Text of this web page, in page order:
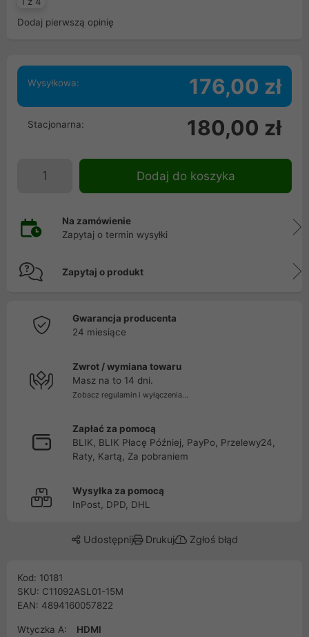
Dodaj pierwszą opinię
Wysyłkowa: 176,00 zł
Stacjonarna: 180,00 zł
Dodaj do koszyka
Na zamówienie
Zapytaj o termin wysyłki
Zapytaj o produkt
Gwarancja producenta
24 miesiące
Zwrot / wymiana towaru
Masz na to 14 dni.
Zobacz regulamin i wyłączenia...
Zapłać za pomocą
BLIK, BLIK Płacę Później, PayPo, Przelewy24,
Raty, Kartą, Za pobraniem
Wysyłka za pomocą
InPost, DPD, DHL
Udostępnij Drukuj Zgłoś błąd
Kod: 10181
SKU: C11092ASL01-15M
EAN: 4894160057822
Wtyczka A:
HDMI